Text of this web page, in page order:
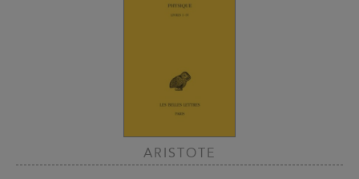
ARISTOTE